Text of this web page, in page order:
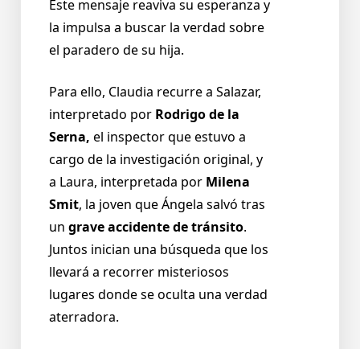
Este mensaje reaviva su esperanza y
la impulsa a buscar la verdad sobre
el paradero de su hija.
Para ello, Claudia recurre a Salazar,
interpretado por Rodrigo de la
Serna, el inspector que estuvo a
cargo de la investigación original, y
a Laura, interpretada por Milena
Smit, la joven que Ángela salvó tras
un grave accidentede tránsito.
Juntos inician una búsqueda que los
llevará a recorrer misteriosos
lugares donde se oculta una verdad
aterradora.